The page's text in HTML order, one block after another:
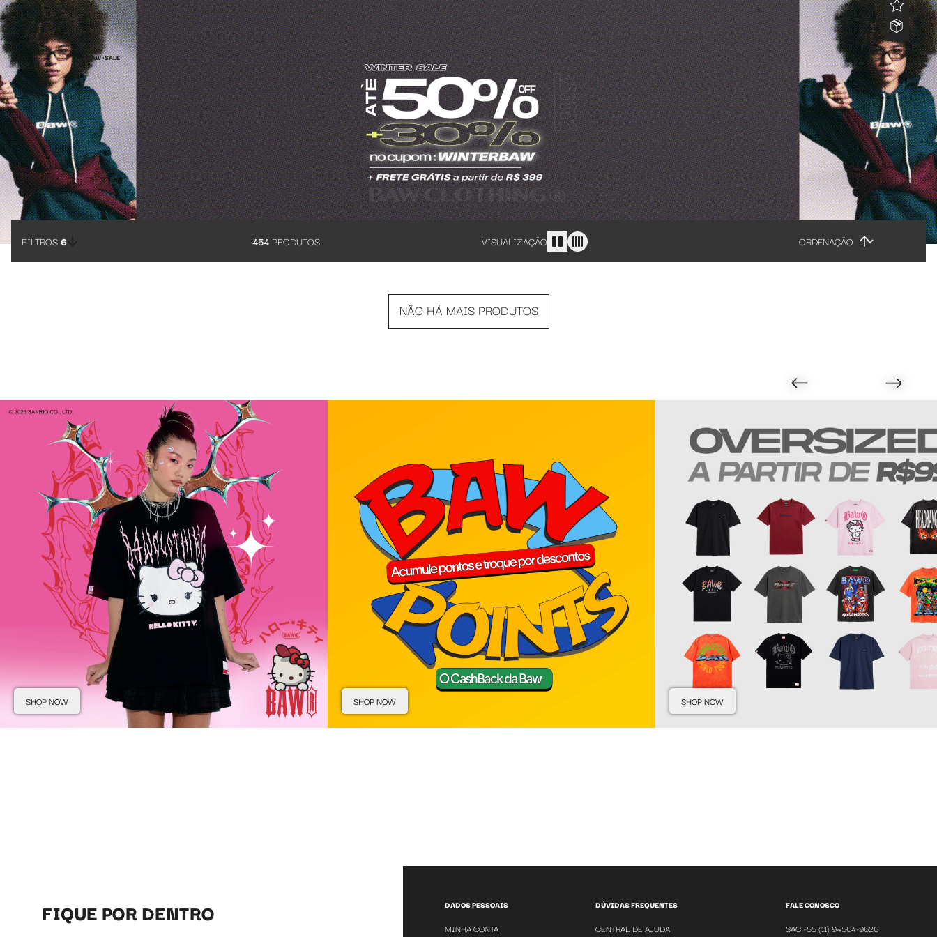
Roupas em promoção da Baw Clothing
BAW •SALE
FILTROS6 454 PRODUTOS VISUALIZAÇÃO ORDENAÇÃO
NÃO HÁ MAIS PRODUTOS
SHOP NOW SHOP NOW SHOP NOW
FIQUE POR DENTRO DADOS PESSOAIS
MINHA CONTA
DÚVIDAS FREQUENTES
CENTRAL DE AJUDA
FALE CONOSCO
SAC +55 (11) 94564-9626